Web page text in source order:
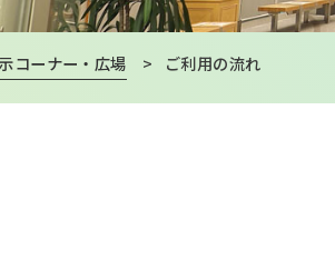
コーナー・広場 > ご利用の流れ